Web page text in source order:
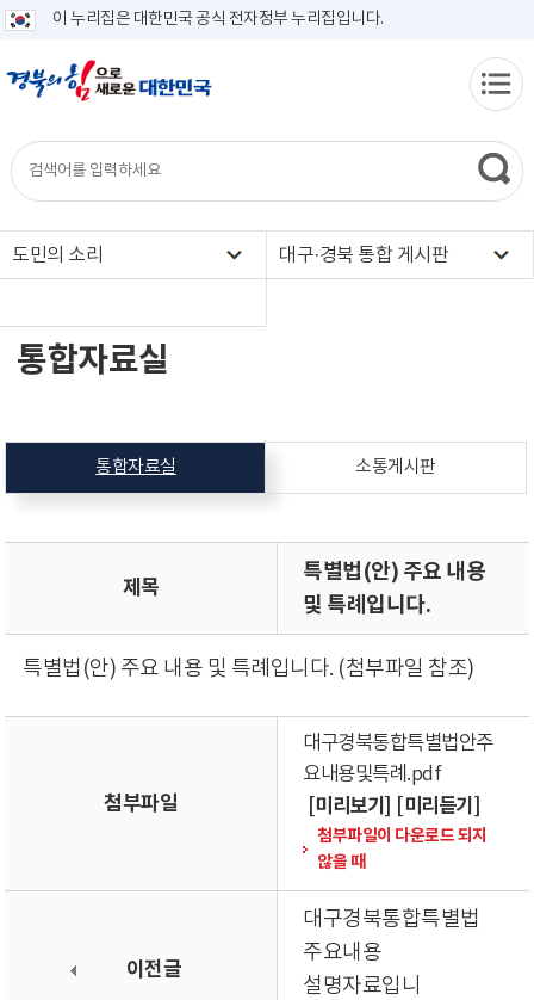
이 누리집은 대한민국 공식 전자정부 누리집입니다.
도민의 소리 대구·경북 통합 게시판
통합자료실
통합자료실 소통게시판
제목
특별법(안) 주요 내용
및 특례입니다.
특별법(안) 주요 내용 및 특례입니다. (첨부파일 참조)
첨부파일
대구경북통합특별법안주
요내용및특례.pdf
[미리보기] [미리듣기]
첨부파일이 다운로드 되지
않을 때
이전글
대구경북통합특별법
주요내용
설명자료입니